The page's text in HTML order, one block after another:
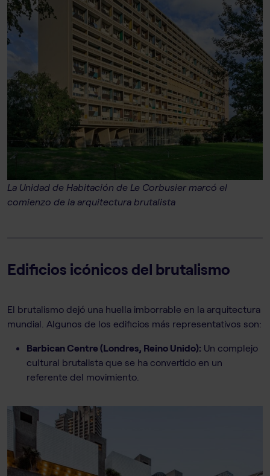
La Unidad de Habitación de Le Corbusier marcó el
comienzo de la arquitectura brutalista
Edificios icónicos del brutalismo
El brutalismo dejó una huella imborrable en la arquitectura
mundial. Algunos de los edificios más representativos son:
Barbican Centre (Londres, Reino Unido): Un complejo
cultural brutalista que se ha convertido en un
referente del movimiento.